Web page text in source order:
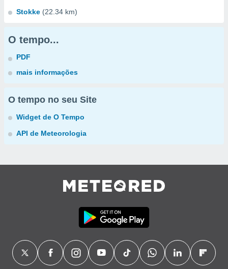
Stokke (22.34 km)
O tempo...
PDF
mais informações
O tempo no seu Site
Widget de O Tempo
API de Meteorologia